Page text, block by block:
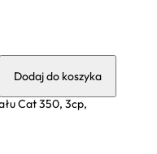
Dodaj do koszyka